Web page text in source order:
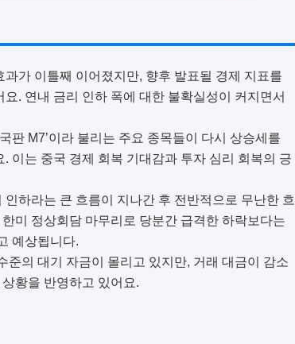
과가 이틀째 이어졌지만, 향후 발표될 경제 지표를
. 연내 금리 인하 폭에 대한 불확실성이 커지면서
국판 M7’이라 불리는 주요 종목들이 다시 상승세를
이는 중국 경제 회복 기대감과 투자 심리 회복의 긍
인하라는 큰 흐름이 지나간 후 전반적으로 무난한 흐
미 정상회담 마무리로 당분간 급격한 하락보다는
예상됩니다.
준의 대기 자금이 몰리고 있지만, 거래 대금이 감소
황을 반영하고 있어요.